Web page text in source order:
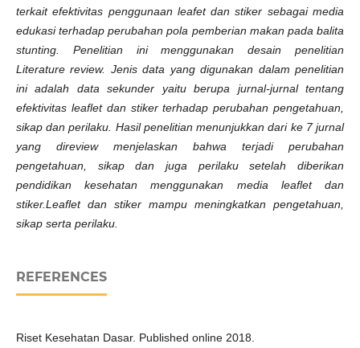
terkait efektivitas penggunaan leafet dan stiker sebagai media
edukasi terhadap perubahan pola pemberian makan pada balita
stunting. Penelitian ini menggunakan desain penelitian
Literature review. Jenis data yang digunakan dalam penelitian
ini adalah data sekunder yaitu berupa jurnal-jurnal tentang
efektivitas leaflet dan stiker terhadap perubahan pengetahuan,
sikap dan perilaku. Hasil penelitian menunjukkan dari ke 7 jurnal
yang direview menjelaskan bahwa terjadi perubahan
pengetahuan, sikap dan juga perilaku setelah diberikan
pendidikan kesehatan menggunakan media leaflet dan
stiker.Leaflet dan stiker mampu meningkatkan pengetahuan,
sikap serta perilaku.
REFERENCES
Riset Kesehatan Dasar. Published online 2018.